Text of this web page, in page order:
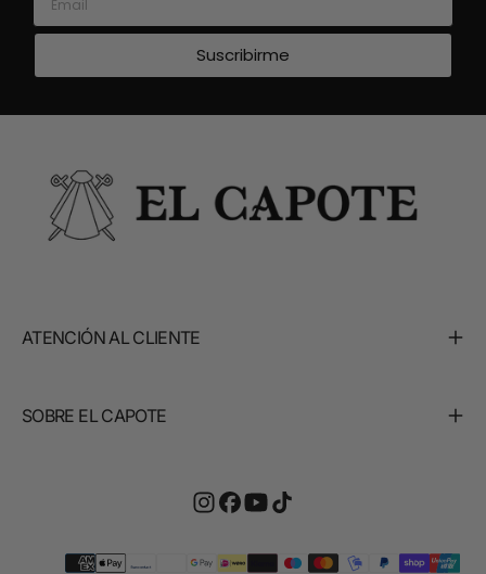
Suscribirme
ATENCIÓN AL CLIENTE
SOBRE EL CAPOTE
Métodos